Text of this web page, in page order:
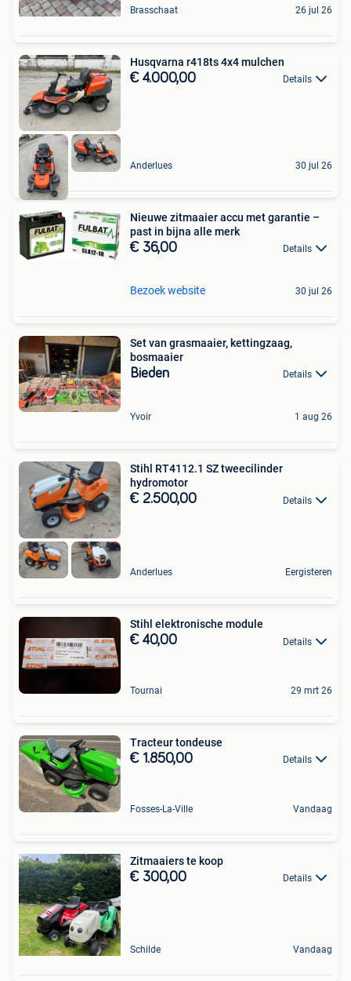
Brasschaat 26 jul 26
Husqvarna r418ts 4x4 mulchen
€ 4.000,00 Details
Anderlues 30 jul 26
Nieuwe zitmaaier accu met garantie –
past in bijna alle merk
€ 36,00 Details
Bezoek website 30 jul 26
Set van grasmaaier, kettingzaag,
bosmaaier
Bieden Details
Yvoir 1 aug 26
Stihl RT4112.1 SZ tweecilinder
hydromotor
€ 2.500,00 Details
Anderlues Eergisteren
Stihl elektronische module
€ 40,00 Details
Tournai 29 mrt 26
Tracteur tondeuse
€ 1.850,00 Details
Fosses-La-Ville Vandaag
Zitmaaiers te koop
€ 300,00 Details
Schilde Vandaag